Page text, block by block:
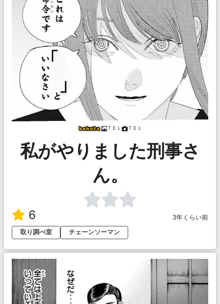
ＴＥＬ ＴＥＬ
私がやりました刑事さ
ん。
6
3年くらい前
取り調べ室
チェーンソーマン